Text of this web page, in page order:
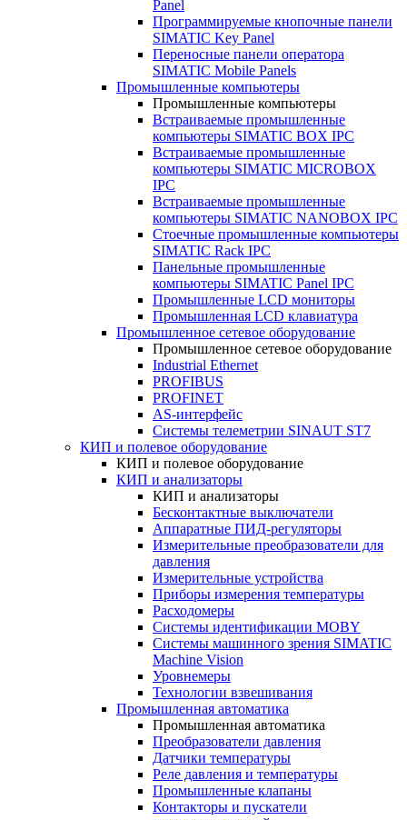
Panel
Программируемые кнопочные панели
SIMATIC Key Panel
Переносные панели оператора
SIMATIC Mobile Panels
Промышленные компьютеры
Промышленные компьютеры
Встраиваемые промышленные
компьютеры SIMATIC BOX IPC
Встраиваемые промышленные
компьютеры SIMATIC MICROBOX
IPC
Встраиваемые промышленные
компьютеры SIMATIC NANOBOX IPC
Стоечные промышленные компьютеры
SIMATIC Rack IPC
Панельные промышленные
компьютеры SIMATIC Panel IPC
Промышленные LCD мониторы
Промышленная LCD клавиатура
Промышленное сетевое оборудование
Промышленное сетевое оборудование
Industrial Ethernet
PROFIBUS
PROFINET
AS-интерфейс
Системы телеметрии SINAUT ST7
КИП и полевое оборудование
КИП и полевое оборудование
КИП и анализаторы
КИП и анализаторы
Бесконтактные выключатели
Аппаратные ПИД-регуляторы
Измерительные преобразователи для
давления
Измерительные устройства
Приборы измерения температуры
Расходомеры
Системы идентификации MOBY
Системы машинного зрения SIMATIC
Machine Vision
Уровнемеры
Технологии взвешивания
Промышленная автоматика
Промышленная автоматика
Преобразователи давления
Датчики температуры
Реле давления и температуры
Промышленные клапаны
Контакторы и пускатели